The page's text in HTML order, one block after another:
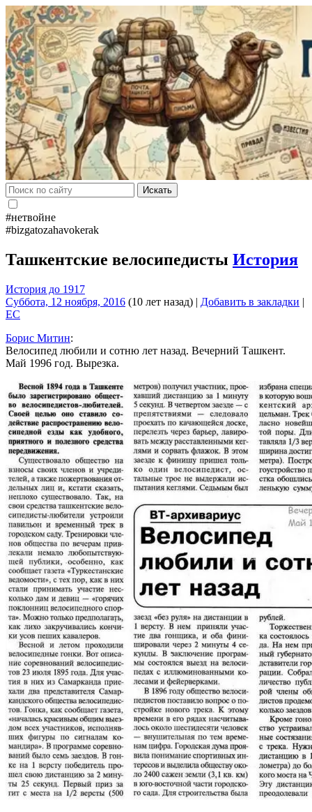
Искать
#нетвойне
#bizgatozahavokerak
Ташкентские велосипедисты История
История до 1917
Суббота, 12 ноября, 2016 (10 лет назад) | Добавить в закладки |
EC
Борис Митин:
Велосипед любили и сотню лет назад. Вечерний Ташкент.
Май 1996 год. Вырезка.